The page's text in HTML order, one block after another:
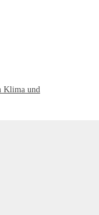
Klima und